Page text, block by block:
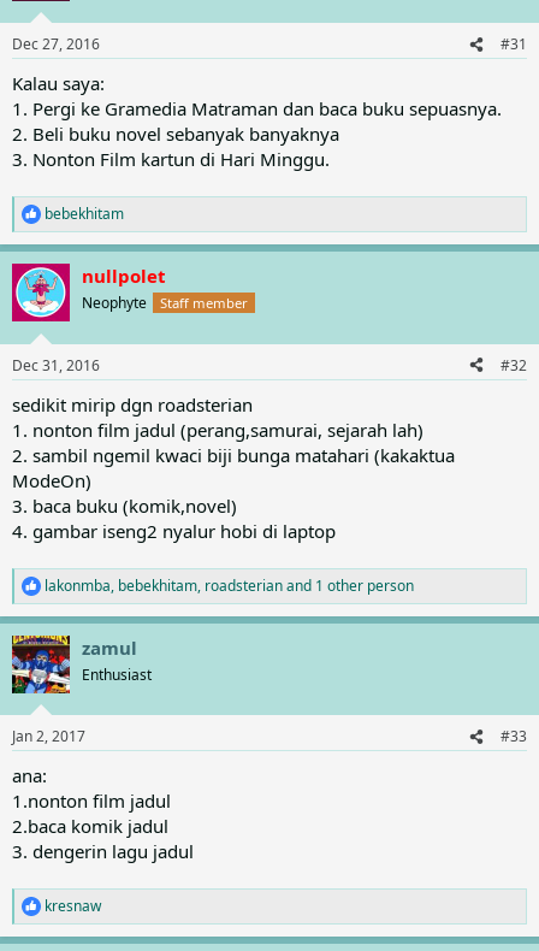
n
s
:
Dec 27, 2016 #31
Kalau saya:
1. Pergi ke Gramedia Matraman dan baca buku sepuasnya.
2. Beli buku novel sebanyak banyaknya
3. Nonton Film kartun di Hari Minggu.
R
e
a
c
t
i
n
s
bebekhitam
nullpolet
Neophyte Staff member
Dec 31, 2016 #32
sedikit mirip dgn roadsterian
1. nonton film jadul (perang,samurai, sejarah lah)
2. sambil ngemil kwaci biji bunga matahari (kakaktua
ModeOn)
3. baca buku (komik,novel)
4. gambar iseng2 nyalur hobi di laptop
R
e
a
c
t
i
s
lakonmba, bebekhitam, roadsterianand 1 other person
zamul
Enthusiast
Jan 2, 2017 #33
ana:
1.nonton film jadul
2.baca komik jadul
3. dengerin lagu jadul
R
e
kresnaw